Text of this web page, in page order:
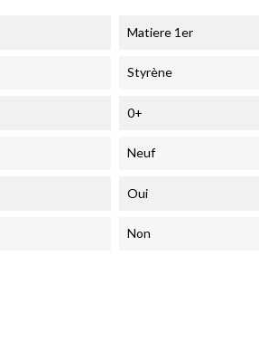
Matiere 1er
Styrène
0+
Neuf
Oui
Non